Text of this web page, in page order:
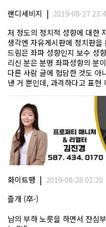
랜디세비지 | 2019-08-27
저 정도의 정치적 성향에 대한
생각엔 자유게시판에 정치판
드림은 좌파 성향인지 보수 성
리신 분은 분명 좌파성향의 분
다른 사람 글에 험담한 것도 아
낸 거 뿐인데, 과격하다고 표현
화이트팽 | 2019-08-28 01:20
졸개 (卒-)
남의 부하 노릇을 하면서 잔심